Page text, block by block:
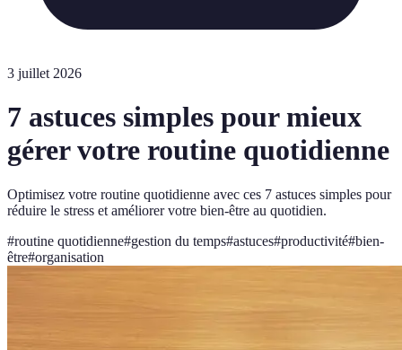
3 juillet 2026
7 astuces simples pour mieux
gérer votre routine quotidienne
Optimisez votre routine quotidienne avec ces 7 astuces simples pour
réduire le stress et améliorer votre bien-être au quotidien.
#routine quotidienne#gestion du temps#astuces#productivité#bien-
être#organisation